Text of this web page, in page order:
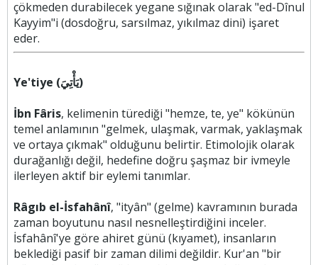
çökmeden durabilecek yegane sığınak olarak "ed-Dînul
Kayyim"i (dosdoğru, sarsılmaz, yıkılmaz dini) işaret
eder.
Ye'tiye (يَأْتِيَ)
İbn Fâris, kelimenin türediği "hemze, te, ye" kökünün
temel anlamının "gelmek, ulaşmak, varmak, yaklaşmak
ve ortaya çıkmak" olduğunu belirtir. Etimolojik olarak
durağanlığı değil, hedefine doğru şaşmaz bir ivmeyle
ilerleyen aktif bir eylemi tanımlar.
Râgıb el-İsfahânî, "ityân" (gelme) kavramının burada
zaman boyutunu nasıl nesnelleştirdiğini inceler.
İsfahânî'ye göre ahiret günü (kıyamet), insanların
beklediği pasif bir zaman dilimi değildir. Kur'an "bir